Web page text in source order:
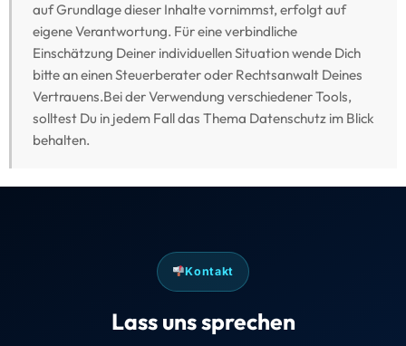
auf Grundlage dieser Inhalte vornimmst, erfolgt auf
eigene Verantwortung. Für eine verbindliche
Einschätzung Deiner individuellen Situation wende Dich
bitte an einen Steuerberater oder Rechtsanwalt Deines
Vertrauens.Bei der Verwendung verschiedener Tools,
solltest Du in jedem Fall das Thema Datenschutz im Blick
behalten.
Kontakt
Lass uns sprechen